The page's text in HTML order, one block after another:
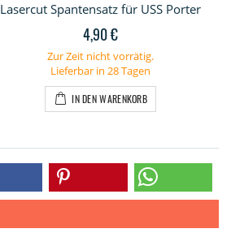
Lasercut Spantensatz für USS Porter
4,90 €
Zur Zeit nicht vorrätig.
Lieferbar in 28 Tagen
IN DEN WARENKORB